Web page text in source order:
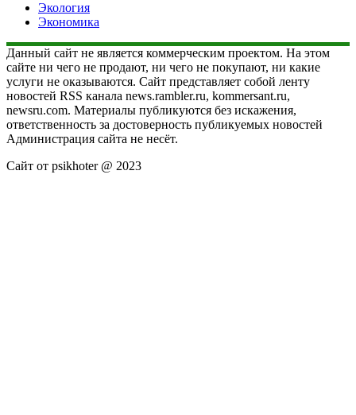
Экология
Экономика
Данный сайт не является коммерческим проектом. На этом
сайте ни чего не продают, ни чего не покупают, ни какие
услуги не оказываются. Сайт представляет собой ленту
новостей RSS канала news.rambler.ru, kommersant.ru,
newsru.com. Материалы публикуются без искажения,
ответственность за достоверность публикуемых новостей
Администрация сайта не несёт.
Сайт от psikhoter @ 2023